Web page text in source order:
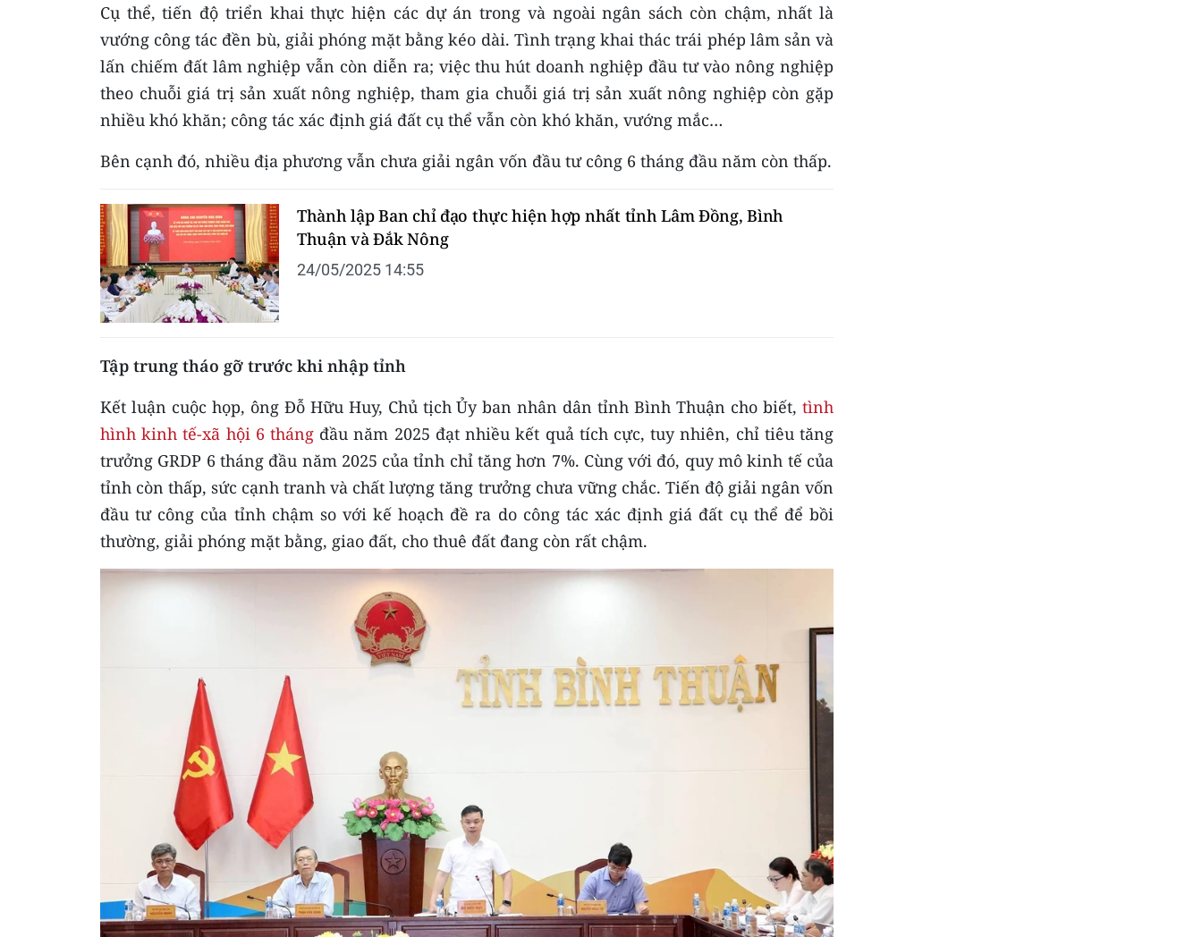
Cụ thể, tiến độ triển khai thực hiện các dự án trong và ngoài ngân sách còn chậm, nhất là
vướng công tác đền bù, giải phóng mặt bằng kéo dài. Tình trạng khai thác trái phép lâm sản và
lấn chiếm đất lâm nghiệp vẫn còn diễn ra; việc thu hút doanh nghiệp đầu tư vào nông nghiệp
theo chuỗi giá trị sản xuất nông nghiệp, tham gia chuỗi giá trị sản xuất nông nghiệp còn gặp
nhiều khó khăn; công tác xác định giá đất cụ thể vẫn còn khó khăn, vướng mắc…
Bên cạnh đó, nhiều địa phương vẫn chưa giải ngân vốn đầu tư công 6 tháng đầu năm còn thấp.
Thành lập Ban chỉ đạo thực hiện hợp nhất tỉnh Lâm Đồng, Bình
Thuận và Đắk Nông
24/05/2025 14:55
Tập trung tháo gỡ trước khi nhập tỉnh
Kết luận cuộc họp, ông Đỗ Hữu Huy, Chủ tịch Ủy ban nhân dân tỉnh Bình Thuận cho biết, tình
hình kinh tế-xã hội 6 tháng đầu năm 2025 đạt nhiều kết quả tích cực, tuy nhiên, chỉ tiêu tăng
trưởng GRDP 6 tháng đầu năm 2025 của tỉnh chỉ tăng hơn 7%. Cùng với đó, quy mô kinh tế của
tỉnh còn thấp, sức cạnh tranh và chất lượng tăng trưởng chưa vững chắc. Tiến độ giải ngân vốn
đầu tư công của tỉnh chậm so với kế hoạch đề ra do công tác xác định giá đất cụ thể để bồi
thường, giải phóng mặt bằng, giao đất, cho thuê đất đang còn rất chậm.